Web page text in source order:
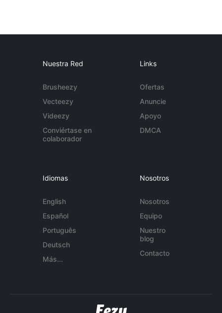
Nuestra Red
Brusheezy
Vecteezy
Videezy
Conviértase en
colaborador
Links
Ofertas
Anuncie
Apoyo
DMCA
Idiomas
English
Español
Português
Deutsch
Más...
Nosotros
Nosotros
Equipo
Nuestro
blog
Contacto